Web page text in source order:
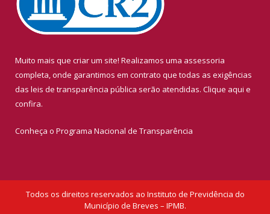
Muito mais que criar um site! Realizamos uma assessoria
completa, onde garantimos em contrato que todas as exigências
das leis de transparência pública serão atendidas. Clique aqui e
confira.
Conheça o Programa Nacional de Transparência
Todos os direitos reservados ao Instituto de Previdência do
Município de Breves – IPMB.